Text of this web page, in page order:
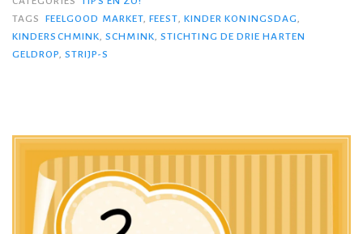
TAGS
FEELGOOD MARKET,FEEST, KINDER KONINGSDAG,
KINDERSCHMINK,SCHMINK, STICHTING DE DRIE HARTEN
GELDROP, STRIJP-S